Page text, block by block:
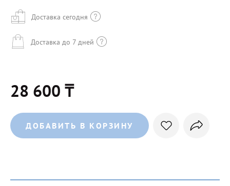
Доставка сегодня
Доставка до 7 дней
28 600 ₸
ДОБАВИТЬ В КОРЗИНУ